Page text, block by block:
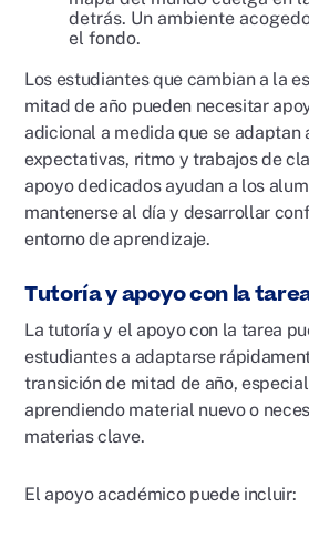
Los estudiantes que cambian a la
mitad de año pueden necesitar
adicional a medida que se adaptan
expectativas, ritmo y trabajos de
apoyo dedicados ayudan a los
mantenerse al día y desarrollar
entorno de aprendizaje.
Tutoría y apoyo con la
La tutoría y el apoyo con la tarea
estudiantes a adaptarse
transición de mitad de año,
aprendiendo material nuevo o
materias clave.
El apoyo académico puede incluir: